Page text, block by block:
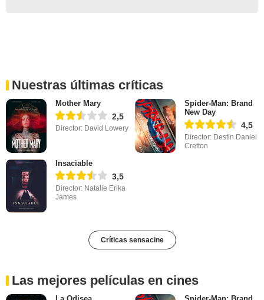
Nuestras últimas críticas
Mother Mary
2,5
Director: David Lowery
Spider-Man: Brand
New Day
4,5
Director: Destin Daniel
Cretton
Insaciable
3,5
Director: Natalie Erika
James
Críticas sensacine
Las mejores películas en cines